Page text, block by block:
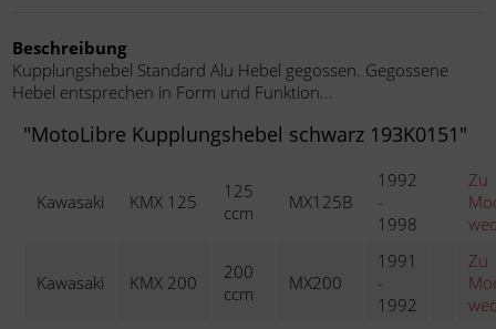
Beschreibung
Kupplungshebel Standard Alu Hebel gegossen. Gegossene
Hebel entsprechen in Form und Funktion...
"MotoLibre Kupplungshebel schwarz 193K0151"
Kawasaki KMX 125
125
ccm
MX125B
1992
-
1998
Zu
Kawasaki KMX 200
200
ccm
MX200
1991
-
1992
Zu